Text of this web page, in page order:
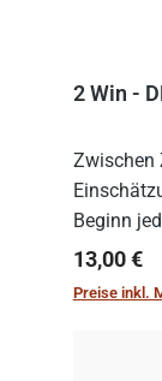
2 Win -
Zwischen
Beginn
gilt.
Regulärer
13,00 €
Preise inkl.